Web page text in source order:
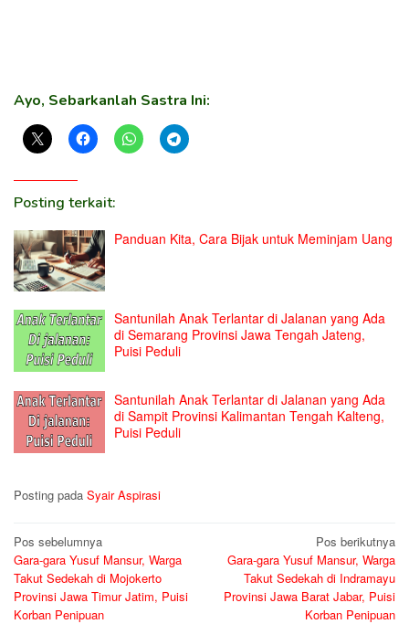
Ayo, Sebarkanlah Sastra Ini:
Posting terkait:
Panduan Kita, Cara Bijak untuk Meminjam Uang
Santunilah Anak Terlantar di Jalanan yang Ada
di Semarang Provinsi Jawa Tengah Jateng,
Puisi Peduli
Santunilah Anak Terlantar di Jalanan yang Ada
di Sampit Provinsi Kalimantan Tengah Kalteng,
Puisi Peduli
Posting pada Syair Aspirasi
Navigasi
pos
Pos sebelumnya
Gara-gara Yusuf Mansur, Warga
Takut Sedekah di Mojokerto
Provinsi Jawa Timur Jatim, Puisi
Korban Penipuan
Pos berikutnya
Gara-gara Yusuf Mansur, Warga
Takut Sedekah di Indramayu
Provinsi Jawa Barat Jabar, Puisi
Korban Penipuan